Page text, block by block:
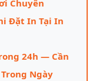
Chuyên
Đặt In Tại In
24h — Cần
Ngày